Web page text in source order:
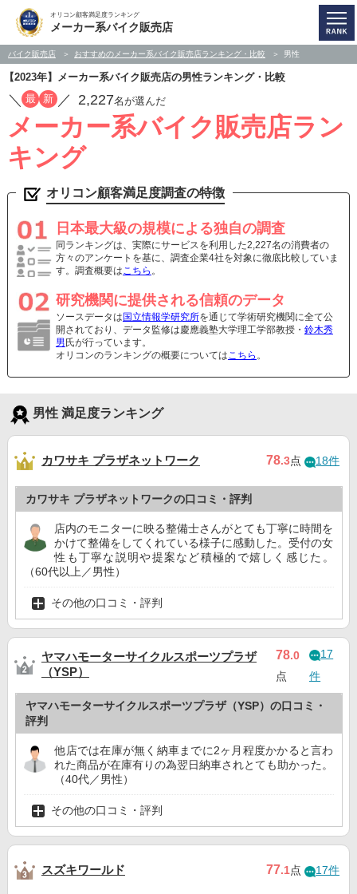
オリコン顧客満足度ランキング
メーカー系バイク販売店
バイク販売店 おすすめのメーカー系バイク販売店ランキング・比較 男性
【2023年】メーカー系バイク販売店の男性ランキング・比較
／ 最 新 ／ 2,227名が選んだ
メーカー系バイク販売店ラン
キング
オリコン顧客満足度調査の特徴
日本最大級の規模による独自の調査
同ランキングは、実際にサービスを利用した2,227名の消費者の
方々のアンケートを基に、調査企業4社を対象に徹底比較していま
す。調査概要はこちら 。
研究機関に提供される信頼のデータ
ソースデータは 国立情報学研究所を通じて学術研究機関に全て公
開されており、データ監修は慶應義塾大学理工学部教授・ 鈴木秀
男 氏が行っています。
オリコンのランキングの概要についてはこちら 。
男性 満足度ランキング
カワサキ プラザネットワーク 78.3点 18件
カワサキ プラザネットワークの口コミ・評判
店内のモニターに映る整備士さんがとても丁寧に時間を
かけて整備をしてくれている様子に感動した。受付の女
性も丁寧な説明や提案など積極的で嬉しく感じた。
（60代以上／男性）
その他の口コミ・評判
ヤマハモーターサイクルスポーツプラザ
（YSP）
78.0
点
17
件
ヤマハモーターサイクルスポーツプラザ（YSP）の口コミ・
評判
他店では在庫が無く納車までに2ヶ月程度かかると言わ
れた商品が在庫有りの為翌日納車されとても助かった。
（40代／男性）
その他の口コミ・評判
スズキワールド 77.1点 17件